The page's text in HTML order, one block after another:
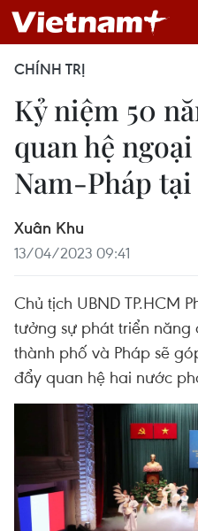
CHÍNH TRỊ
Kỷ niệm 50
quan hệ
Nam-Pháp tại
Xuân Khu
13/04/2023 09:41
Chủ tịch UBND TP.HCM
tưởng sự phát triển
thành phố và Pháp sẽ
đẩy quan hệ hai nước